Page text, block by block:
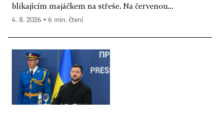
blikajícím majáčkem na střeše. Na červenou...
4. 8. 2026 ▪ 6 min. čtení